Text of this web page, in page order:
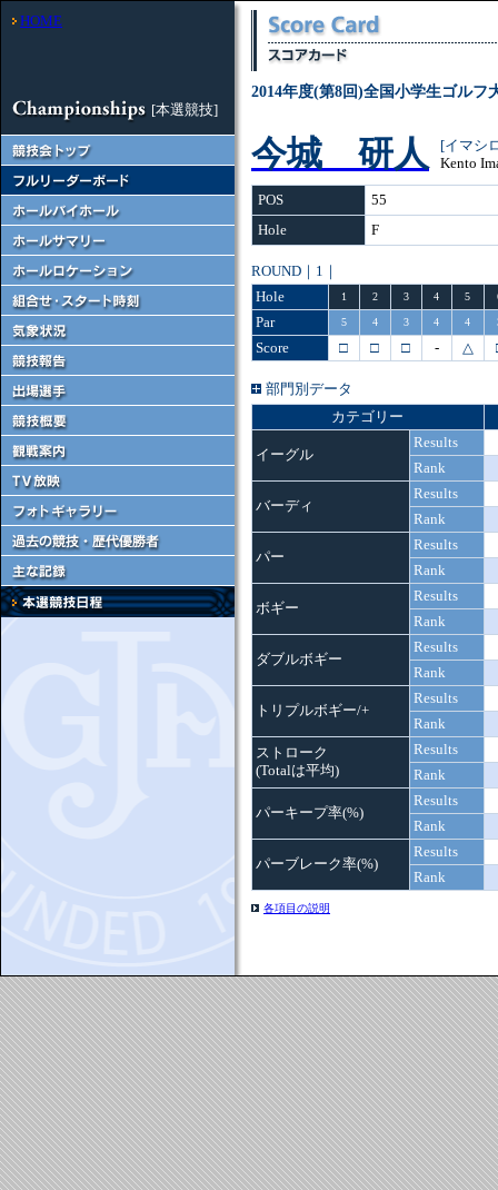
HOME
[本選競技]
2014年度(第8回)全国小学生ゴルフ
今城 研人
[イマシ
Kento
POS
55
Hole
F
ROUND｜1｜
Hole
1 2 3 4 5
Par 5 4 3 4 4
Score □ □ □ - △
部門別データ
カテゴリー
イーグル
Results
Rank
バーディ
Results
Rank
パー
Results
Rank
ボギー
Results
Rank
ダブルボギー
Results
Rank
トリプルボギー/+
Results
Rank
ストローク
(Totalは平均)
Results
Rank
パーキープ率(%)
Results
Rank
パーブレーク率(%)
Results
Rank
各項目の説明